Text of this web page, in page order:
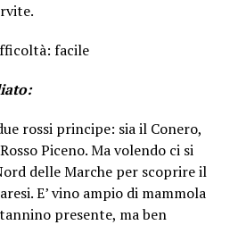
facile
rossi principe: sia il Conero,
Piceno. Ma volendo ci si
delle Marche per scoprire il
E’ vino ampio di mammola
presente, ma ben